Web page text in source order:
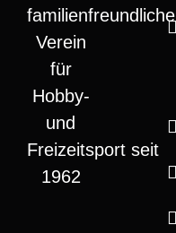
familienfreundliche
Verein
für
Hobby-
und
Freizeitsport seit
1962